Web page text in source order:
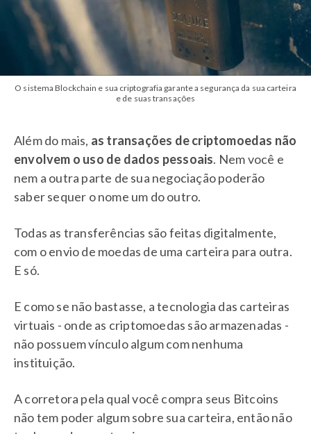
O sistema Blockchain e sua criptografia garante a segurança da sua carteira
e de suas transações
Além do mais, as transações de criptomoedas não
envolvem o uso de dados pessoais. Nem você e
nem a outra parte de sua negociação poderão
saber sequer o nome um do outro.
Todas as transferências são feitas digitalmente,
com o envio de moedas de uma carteira para outra.
E só.
E como se não bastasse, a tecnologia das carteiras
virtuais - onde as criptomoedas são armazenadas -
não possuem vínculo algum com nenhuma
instituição.
A corretora pela qual você compra seus Bitcoins
não tem poder algum sobre sua carteira, então não